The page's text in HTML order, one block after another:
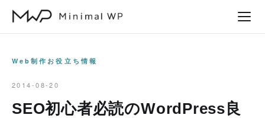
Web制作お役立ち情報
2014-08-20
SEO初心者必読のWordPress良